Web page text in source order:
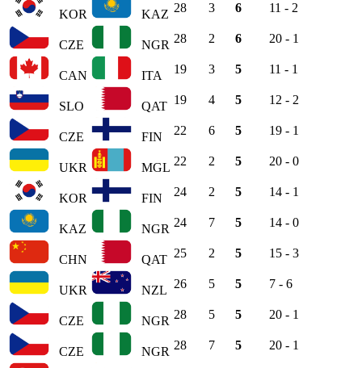
KOR KAZ 28 3 6 11 - 2
CZE NGR 28 2 6 20 - 1
CAN ITA 19 3 5 11 - 1
SLO QAT 19 4 5 12 - 2
CZE FIN 22 6 5 19 - 1
UKR MGL 22 2 5 20 - 0
KOR FIN 24 2 5 14 - 1
KAZ NGR 24 7 5 14 - 0
CHN QAT 25 2 5 15 - 3
UKR NZL 26 5 5 7 - 6
CZE NGR 28 5 5 20 - 1
CZE NGR 28 7 5 20 - 1